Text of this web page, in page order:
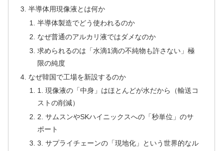
半導体用現像液とは何か
半導体製造でどう使われるのか
なぜ普通のアルカリ液ではダメなのか
求められるのは「水滴1滴の不純物も許さない」極
限の純度
なぜ韓国で工場を新設するのか
1. 現像液の「中身」はほとんどが水だから（輸送コ
ストの削減）
2. サムスンやSKハイニックスへの「秒単位」のサ
ポート
3. サプライチェーンの「現地化」という世界的なル